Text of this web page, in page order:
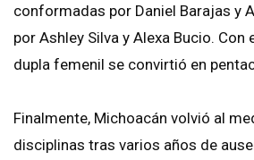
conformadas por Daniel Barajas y
por Ashley Silva y Alexa Bucio. Con
dupla femenil se convirtió en
Finalmente, Michoacán volvió al
disciplinas tras varios años de